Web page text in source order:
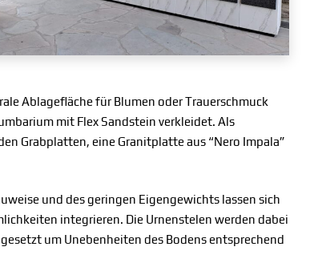
Ablagefläche für Blumen oder Trauerschmuck
mit Flex Sandstein verkleidet. Als
Grabplatten, eine Granitplatte aus “Nero Impala”
und des geringen Eigengewichts lassen sich
integrieren. Die Urnenstelen werden dabei
um Unebenheiten des Bodens entsprechend